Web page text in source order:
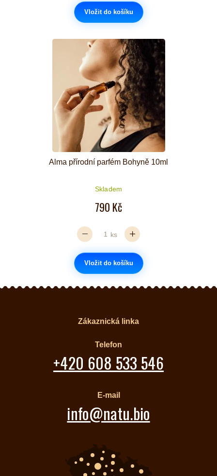
Vložit do košíku
Alma přírodní parfém Bohyně 10ml
Skladem
790 Kč
ks
Vložit do košíku
Zákaznická linka
Telefon
+420 608 533 546
E-mail
info@natu.bio